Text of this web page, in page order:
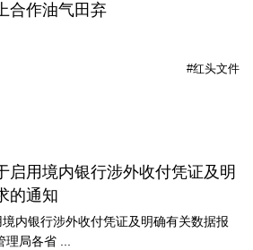
合作油气田弃
#红头文件
启用境内银行涉外收付凭证及明
的通知
内银行涉外收付凭证及明确有关数据报
局各省 ...